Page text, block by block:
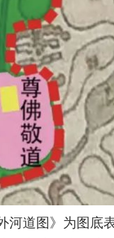
河道图》为图底